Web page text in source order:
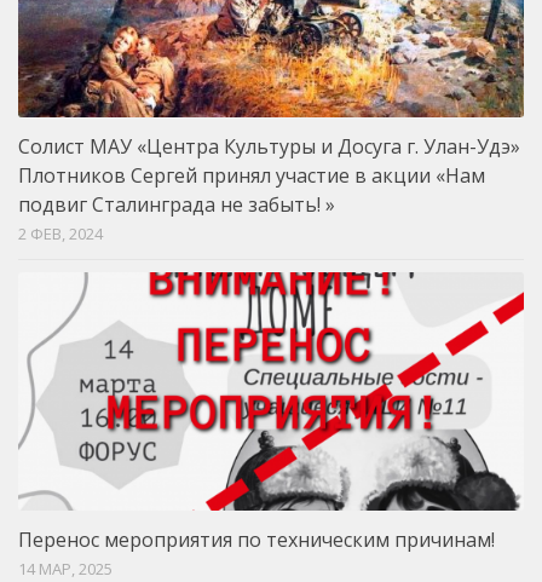
Солист МАУ «Центра Культуры и Досуга г. Улан-Удэ»
Плотников Сергей принял участие в акции «Нам
подвиг Сталинграда не забыть! »
2 ФЕВ, 2024
Перенос мероприятия по техническим причинам!
14 МАР, 2025